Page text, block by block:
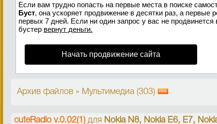
Если вам трудно попасть на первые места в поиске
Буст, она ускоряет продвижение в десятки раз, а первые
первых 7 дней. Если ни один запрос у вас не
бустер вернут деньги.
Начать продвижение сайта
Архив файлов » Мультимедиа (303)
cuteRadio v.0.02(1)для Nokia N8, Nokia E6, E7,